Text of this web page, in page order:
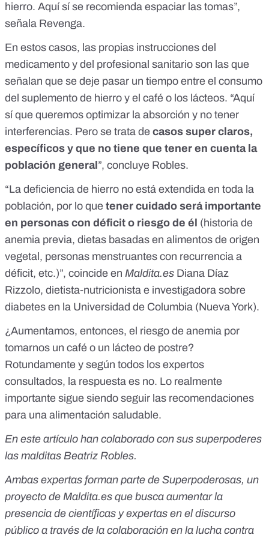
hierro. Aquí sí se recomienda espaciar las tomas”,
señala Revenga.
En estos casos, las propias instrucciones del
medicamento y del profesional sanitario son las que
señalan que se deje pasar un tiempo entre el consumo
del suplemento de hierro y el café o los lácteos. “Aquí
sí que queremos optimizar la absorción y no tener
interferencias. Pero se trata de casos super claros,
específicos y que no tiene que tener en cuenta la
población general ”, concluye Robles.
“La deficiencia de hierro no está extendida en toda la
población, por lo que tener cuidado será importante
en personas con déficit o riesgo de él (historia de
anemia previa, dietas basadas en alimentos de origen
vegetal, personas menstruantes con recurrencia a
déficit, etc.)”, coincide en Maldita.es Diana Díaz
Rizzolo, dietista-nutricionista e investigadora sobre
diabetes en la Universidad de Columbia (Nueva York).
¿Aumentamos, entonces, el riesgo de anemia por
tomarnos un café o un lácteo de postre?
Rotundamente y según todos los expertos
consultados, la respuesta es no. Lo realmente
importante sigue siendo seguir las recomendaciones
para una alimentación saludable.
En este artículo han colaborado con sus superpoderes
las malditas Beatriz Robles.
Ambas expertas forman parte de Superpoderosas, un
proyecto de Maldita.es que busca aumentar la
presencia de científicas y expertas en el discurso
público a través de la colaboración en la lucha contra